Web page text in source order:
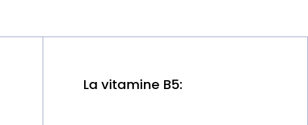
La vitamine B5: